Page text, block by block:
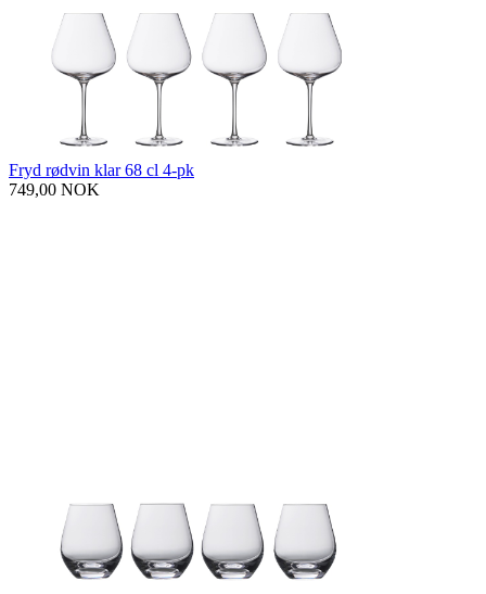
Fryd rødvin klar 68 cl 4-pk
749,00 NOK